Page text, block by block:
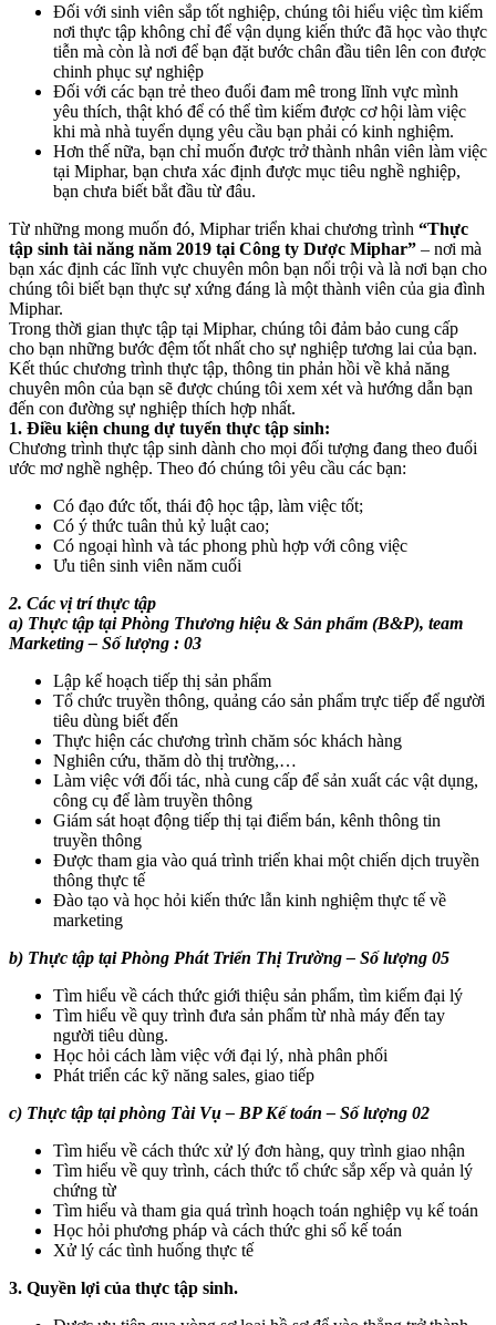
Đối với sinh viên sắp tốt nghiệp, chúng tôi hiểu việc tìm kiếm
nơi thực tập không chỉ để vận dụng kiến thức đã học vào thực
tiễn mà còn là nơi để bạn đặt bước chân đầu tiên lên con được
chinh phục sự nghiệp
Đối với các bạn trẻ theo đuổi đam mê trong lĩnh vực mình
yêu thích, thật khó để có thể tìm kiếm được cơ hội làm việc
khi mà nhà tuyển dụng yêu cầu bạn phải có kinh nghiệm.
Hơn thế nữa, bạn chỉ muốn được trở thành nhân viên làm việc
tại Miphar, bạn chưa xác định được mục tiêu nghề nghiệp,
bạn chưa biết bắt đầu từ đâu.
Từ những mong muốn đó, Miphar triển khai chương trình “Thực
tập sinh tài năng năm 2019 tại Công ty Dược Miphar” – nơi mà
bạn xác định các lĩnh vực chuyên môn bạn nổi trội và là nơi bạn cho
chúng tôi biết bạn thực sự xứng đáng là một thành viên của gia đình
Miphar.
Trong thời gian thực tập tại Miphar, chúng tôi đảm bảo cung cấp
cho bạn những bước đệm tốt nhất cho sự nghiệp tương lai của bạn.
Kết thúc chương trình thực tập, thông tin phản hồi về khả năng
chuyên môn của bạn sẽ được chúng tôi xem xét và hướng dẫn bạn
đến con đường sự nghiệp thích hợp nhất.
1. Điều kiện chung dự tuyển thực tập sinh:
Chương trình thực tập sinh dành cho mọi đối tượng đang theo đuổi
ước mơ nghề nghệp. Theo đó chúng tôi yêu cầu các bạn:
Có đạo đức tốt, thái độ học tập, làm việc tốt;
Có ý thức tuân thủ kỷ luật cao;
Có ngoại hình và tác phong phù hợp với công việc
Ưu tiên sinh viên năm cuối
2. Các vị trí thực tập
a) Thực tập tại Phòng Thương hiệu & Sản phẩm (B&P), team
Marketing – Số lượng : 03
Lập kế hoạch tiếp thị sản phẩm
Tổ chức truyền thông, quảng cáo sản phẩm trực tiếp để người
tiêu dùng biết đến
Thực hiện các chương trình chăm sóc khách hàng
Nghiên cứu, thăm dò thị trường,…
Làm việc với đối tác, nhà cung cấp để sản xuất các vật dụng,
công cụ để làm truyền thông
Giám sát hoạt động tiếp thị tại điểm bán, kênh thông tin
truyền thông
Được tham gia vào quá trình triển khai một chiến dịch truyền
thông thực tế
Đào tạo và học hỏi kiến thức lẫn kinh nghiệm thực tế về
marketing
b) Thực tập tại Phòng Phát Triển Thị Trường – Số lượng 05
Tìm hiểu về cách thức giới thiệu sản phẩm, tìm kiếm đại lý
Tìm hiểu về quy trình đưa sản phẩm từ nhà máy đến tay
người tiêu dùng.
Học hỏi cách làm việc với đại lý, nhà phân phối
Phát triển các kỹ năng sales, giao tiếp
c) Thực tập tại phòng Tài Vụ – BP Kế toán – Số lượng 02
Tìm hiểu về cách thức xử lý đơn hàng, quy trình giao nhận
Tìm hiểu về quy trình, cách thức tổ chức sắp xếp và quản lý
chứng từ
Tìm hiểu và tham gia quá trình hoạch toán nghiệp vụ kế toán
Học hỏi phương pháp và cách thức ghi sổ kế toán
Xử lý các tình huống thực tế
3. Quyền lợi của thực tập sinh.